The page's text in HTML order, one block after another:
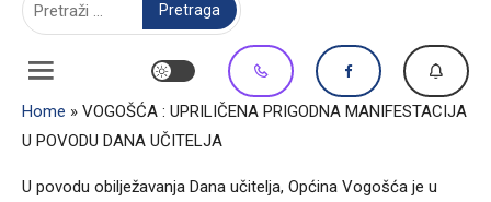
Home » VOGOŠĆA : UPRILIČENA PRIGODNA MANIFESTACIJA
U POVODU DANA UČITELJA
U povodu obilježavanja Dana učitelja, Općina Vogošća je u